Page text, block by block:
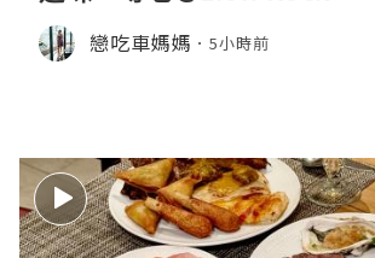
戀吃車媽媽 5小時前